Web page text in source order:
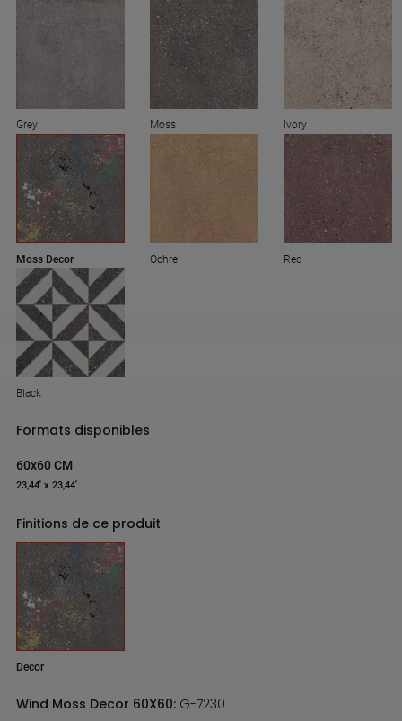
Grey Moss Ivory
Moss Decor Ochre Red
Black
Formats disponibles
60x60 CM
23,44' x 23,44'
Finitions de ce produit
Decor
Wind Moss Decor 60X60: G-7230